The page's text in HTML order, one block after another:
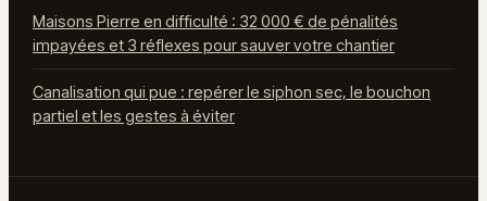
Maisons Pierre en difficulté : 32 000 € de pénalités
impayées et 3 réflexes pour sauver votre chantier
Canalisation qui pue : repérer le siphon sec, le bouchon
partiel et les gestes à éviter